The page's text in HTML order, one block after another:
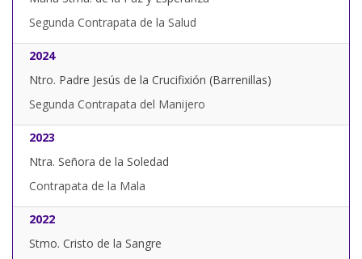
Segunda Contrapata de la Salud
2024
Ntro. Padre Jesús de la Crucifixión (Barrenillas)
Segunda Contrapata del Manijero
2023
Ntra. Señora de la Soledad
Contrapata de la Mala
2022
Stmo. Cristo de la Sangre